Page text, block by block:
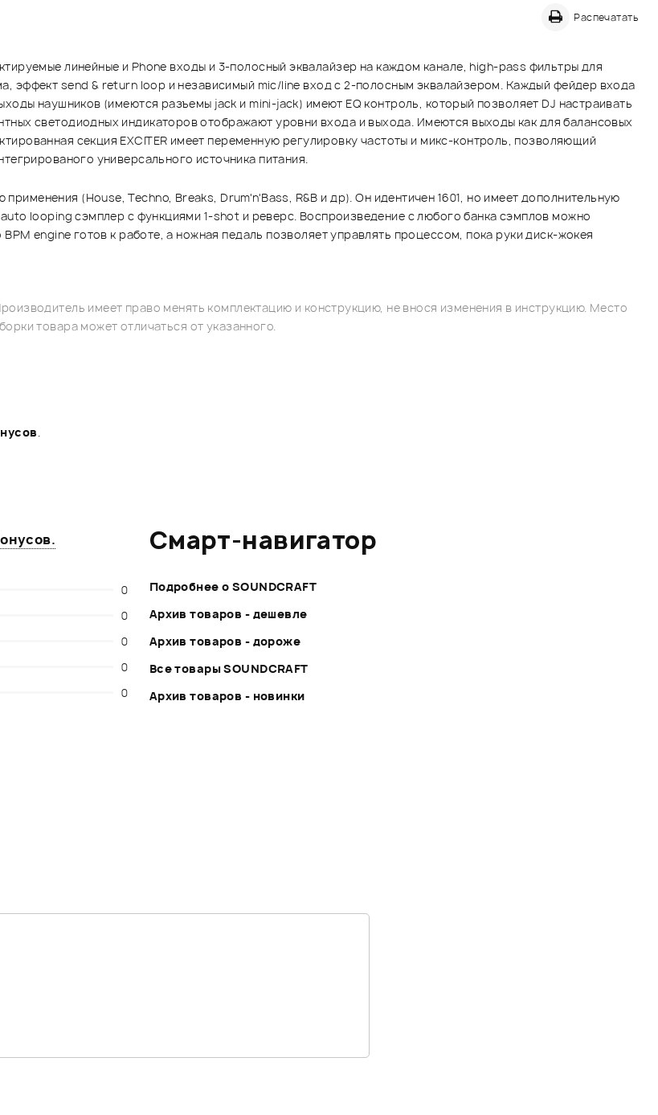
Распечатать
линейные и Phone входы и 3-полосный эквалайзер на каждом канале, high-pass фильтры для
эффект send & return loop и независимый mic/line вход с 2-полосным эквалайзером. Каждый фейдер входа
наушников (имеются разъемы jack и mini-jack) имеют EQ контроль, который позволяет DJ настраивать
светодиодных индикаторов отображают уровни входа и выхода. Имеются выходы как для балансовых
секция EXCITER имеет переменную регулировку частоты и микс-контроль, позволяющий
универсального источника питания.
(House, Techno, Breaks, Drum'n'Bass, R&B и др). Он идентичен 1601, но имеет дополнительную
looping сэмплер с функциями 1-shot и реверс. Воспроизведение с любого банка сэмплов можно
engine готов к работе, а ножная педаль позволяет управлять процессом, пока руки диск-жокея
имеет право менять комплектацию и конструкцию, не внося изменения в инструкцию. Место
товара может отличаться от указанного.
.
.
0
0
0
0
0
Смарт-навигатор
Подробнее о SOUNDCRAFT
Архив товаров - дешевле
Архив товаров - дороже
Все товары SOUNDCRAFT
Архив товаров - новинки